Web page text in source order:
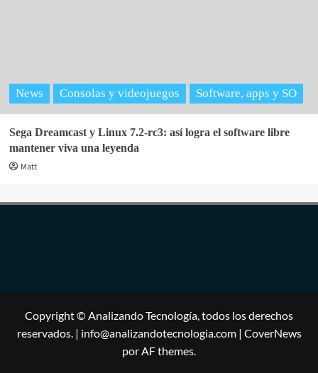
News Consolas y videojuegos Software, apps y SO
Sega Dreamcast y Linux 7.2-rc3: así logra el software libre
mantener viva una leyenda
Matt
Copyright © Analizando Tecnología, todos los derechos
reservados. | info@analizandotecnologia.com | CoverNews
por AF themes.